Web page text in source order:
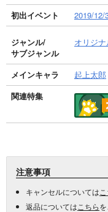
初出イベント
2019/12/
ジャンル/
サブジャンル
オリジ
メインキャラ
起上太郎
関連特集
注意事項
キャンセルについては
返品については こちら